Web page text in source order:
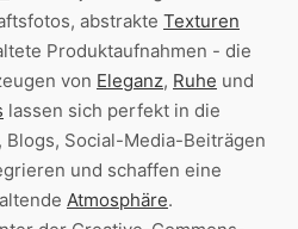
abstrakte Texturen
Produktaufnahmen - die
von Eleganz, Ruhe und
lassen sich perfekt in die
Blogs, Social-Media-Beiträgen
und schaffen eine
Atmosphäre.